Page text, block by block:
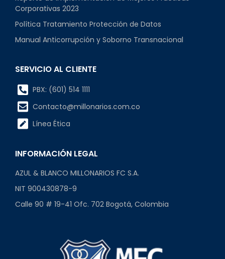
Corporativas 2023
Política Tratamiento Protección de Datos
Manual Anticorrupción y Soborno Transnacional
SERVICIO AL CLIENTE
PBX: (601) 514 1111
Contacto@millonarios.com.co
Línea Ética
INFORMACIÓN LEGAL
AZUL & BLANCO MILLONARIOS FC S.A.
NIT 900430878-9
Calle 90 # 19-41 Ofc. 702 Bogotá, Colombia